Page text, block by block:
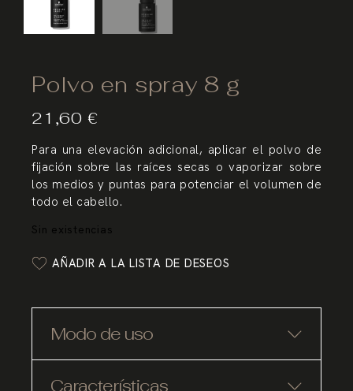
Polvo en spray 8 g
21,60 €
Para una elevación adicional, aplicar el polvo de
fijación sobre las raíces secas o vaporizar sobre
los medios y puntas para potenciar el volumen de
todo el cabello.
Sin existencias
AÑADIR A LA LISTA DE DESEOS
Modo de uso
Características